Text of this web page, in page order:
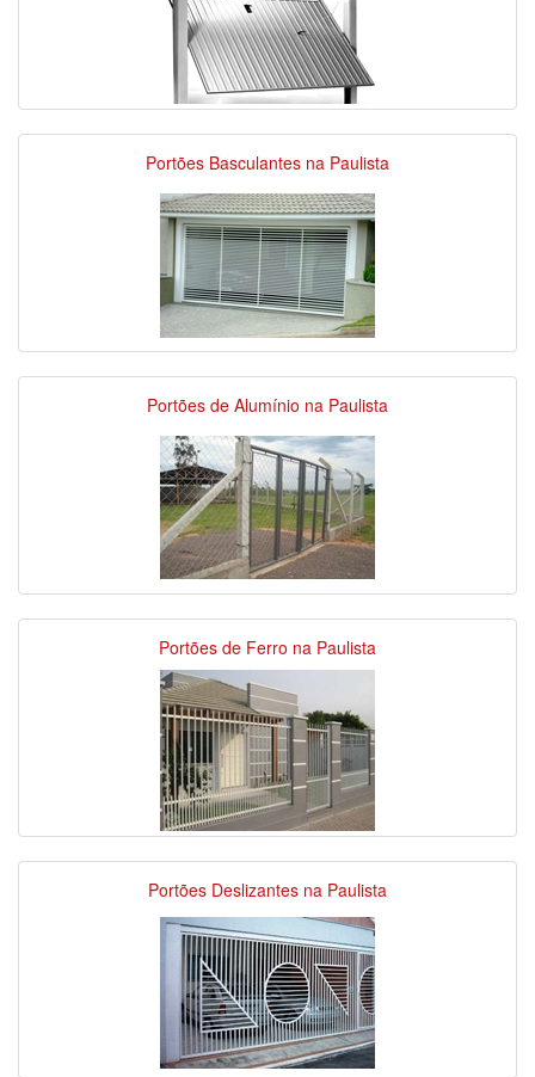
Portões Basculantes na Paulista
Portões de Alumínio na Paulista
Portões de Ferro na Paulista
Portões Deslizantes na Paulista